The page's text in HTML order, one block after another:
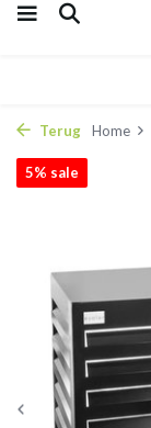
Terug Home
5% sale